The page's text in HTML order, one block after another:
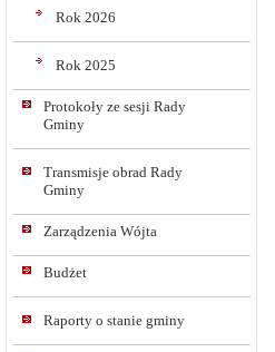
Rok 2026
Rok 2025
Protokoły ze sesji Rady
Gminy
Transmisje obrad Rady
Gminy
Zarządzenia Wójta
Budżet
Raporty o stanie gminy